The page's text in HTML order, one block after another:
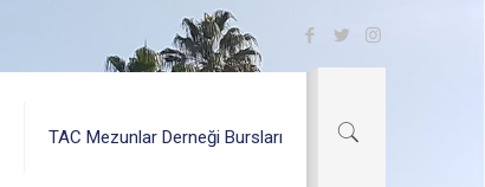
TAC Mezunlar Derneği Bursları